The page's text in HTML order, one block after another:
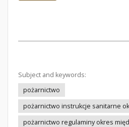
Subject and keywords:
pożarnictwo
pożarnictwo instrukcje sanitarne
pożarnictwo regulaminy okres